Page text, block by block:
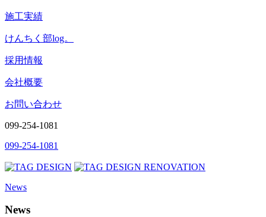
施工実績
けんちく部log。
採用情報
会社概要
お問い合わせ
099-254-1081
099-254-1081
News
News